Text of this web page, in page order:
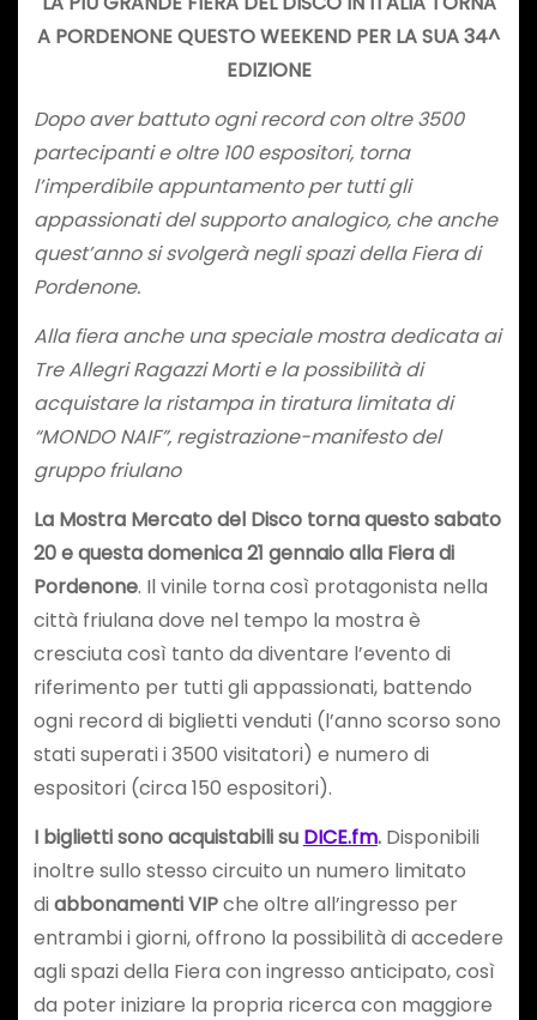
A PORDENONE QUESTO WEEKEND PER LA SUA 34^
EDIZIONE
Dopo aver battuto ogni record con oltre 3500
partecipanti e oltre 100 espositori, torna
l’imperdibile appuntamento per tutti gli
appassionati del supporto analogico, che anche
quest’anno si svolgerà negli spazi della Fiera di
Pordenone.
Alla fiera anche una speciale mostra dedicata ai
Tre Allegri Ragazzi Morti e la possibilità di
acquistare la ristampa in tiratura limitata di
“MONDO NAIF”, registrazione-manifesto del
gruppo friulano
La Mostra Mercato del Disco torna questo sabato
20 e questa domenica 21 gennaio alla Fiera di
Pordenone. Il vinile torna così protagonista nella
città friulana dove nel tempo la mostra è
cresciuta così tanto da diventare l’evento di
riferimento per tutti gli appassionati, battendo
ogni record di biglietti venduti (l’anno scorso sono
stati superati i 3500 visitatori) e numero di
espositori (circa 150 espositori).
I biglietti sono acquistabili su DICE.fm. Disponibili
inoltre sullo stesso circuito un numero limitato
diabbonamenti VIPche oltre all’ingresso per
entrambi i giorni, offrono la possibilità di accedere
agli spazi della Fiera con ingresso anticipato, così
da poter iniziare la propria ricerca con maggiore